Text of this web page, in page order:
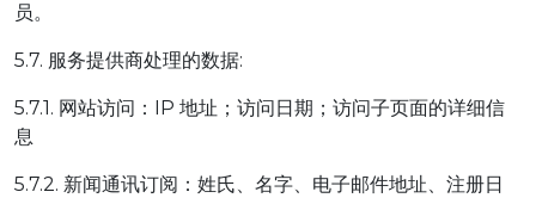
员。
5.7. 服务提供商处理的数据:
5.7.1. 网站访问：IP 地址；访问日期；访问子页面的详细信
息
5.7.2. 新闻通讯订阅：姓氏、名字、电子邮件地址、注册日